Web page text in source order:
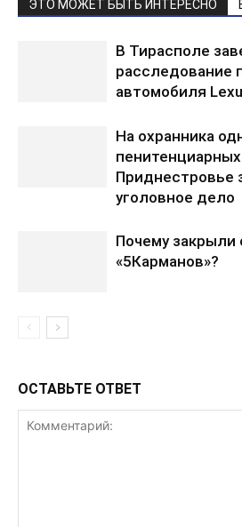
ЭТО МОЖЕТ БЫТЬ ИНТЕРЕСНО
В Тирасполе
расследование
автомобиля
На охранника
Приднестровье
уголовное дело
Почему закрыли
«5Карманов»?
ОСТАВЬТЕ ОТВЕТ